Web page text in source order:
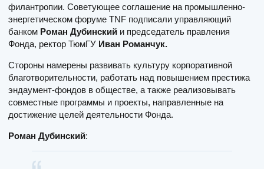
филантропии. Советующее соглашение на промышленно-
энергетическом форуме TNF подписали управляющий
банком Роман Дубинский и председатель правления
Фонда, ректор ТюмГУ Иван Романчук.
Стороны намерены развивать культуру корпоративной
благотворительности, работать над повышением престижа
эндаумент-фондов в обществе, а также реализовывать
совместные программы и проекты, направленные на
достижение целей деятельности Фонда.
Роман Дубинский: